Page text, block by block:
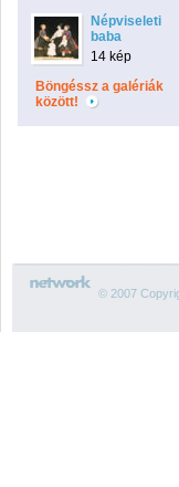
Népviseleti
baba
14 kép
Böngéssz a galériák
között!
© 2007